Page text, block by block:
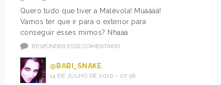
Quero tudo que tiver a Malévola! Muáááá!
Vamos ter que ir para o exterior para
conseguir esses mimos? Nhaaa
RESPONDER ESSE COMENTÁRIO
@BABI_SNAKE
14 DE JULHO DE 2010 - 07:58